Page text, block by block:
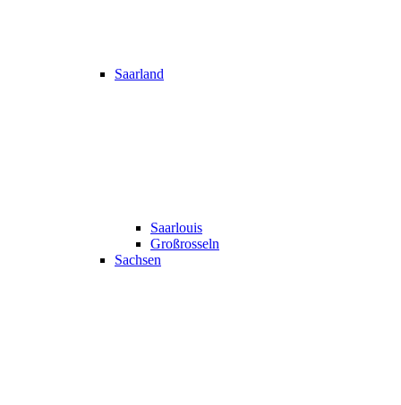
Saarland
Saarlouis
Großrosseln
Sachsen